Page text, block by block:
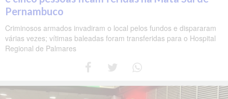
Pernambuco
Criminosos armados invadiram o local pelos fundos e dispararam
várias vezes; vítimas baleadas foram transferidas para o Hospital
Regional de Palmares